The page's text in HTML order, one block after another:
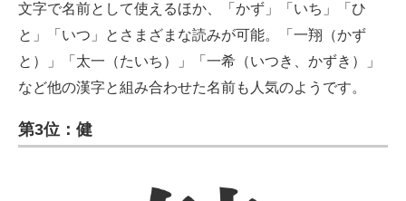
文字で名前として使えるほか、「かず」「いち」「ひ
と」「いつ」とさまざまな読みが可能。「一翔（かず
と）」「太一（たいち）」「一希（いつき、かずき）」
など他の漢字と組み合わせた名前も人気のようです。
第3位：健